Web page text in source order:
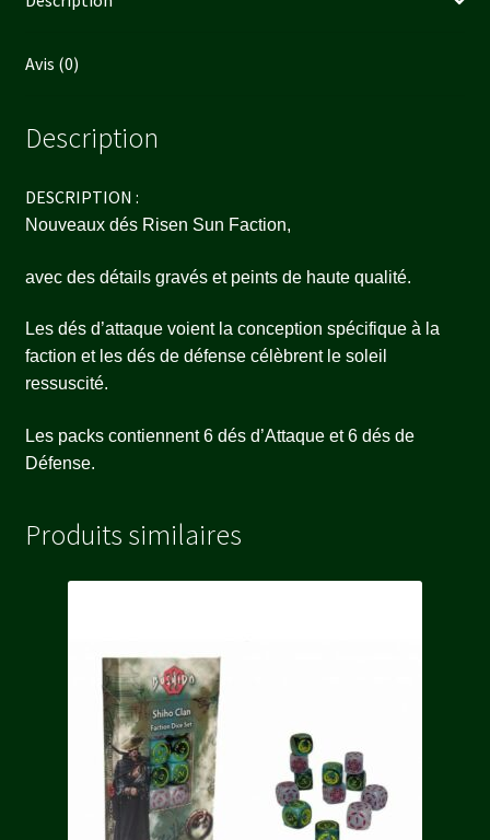
Avis (0)
Description
DESCRIPTION :
Nouveaux dés Risen Sun Faction,
avec des détails gravés et peints de haute qualité.
Les dés d’attaque voient la conception spécifique à la
faction et les dés de défense célèbrent le soleil
ressuscité.
Les packs contiennent 6 dés d’Attaque et 6 dés de
Défense.
Produits similaires